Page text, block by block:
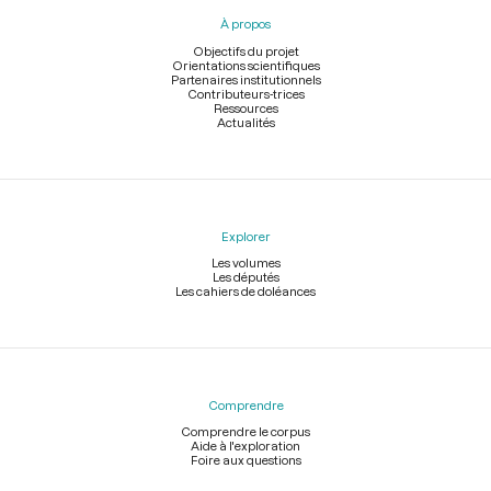
À propos
Objectifs du projet
Orientations scientifiques
Partenaires institutionnels
Contributeurs-trices
Ressources
Actualités
Explorer
Les volumes
Les députés
Les cahiers de doléances
Comprendre
Comprendre le corpus
Aide à l'exploration
Foire aux questions